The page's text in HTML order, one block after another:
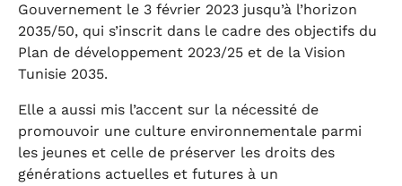
Gouvernement le 3 février 2023 jusqu’à l’horizon
2035/50, qui s’inscrit dans le cadre des objectifs du
Plan de développement 2023/25 et de la Vision
Tunisie 2035.
Elle a aussi mis l’accent sur la nécessité de
promouvoir une culture environnementale parmi
les jeunes et celle de préserver les droits des
générations actuelles et futures à un